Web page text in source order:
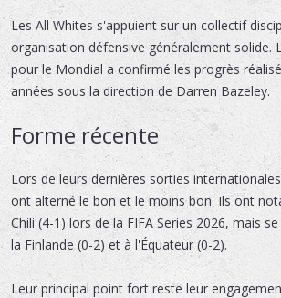
Les All Whites s'appuient sur un collectif
organisation défensive généralement solide.
pour le Mondial a confirmé les progrès
années sous la direction de Darren Bazeley.
Forme récente
Lors de leurs dernières sorties
ont alterné le bon et le moins bon. Ils ont
Chili (4-1) lors de la FIFA Series 2026, mais
la Finlande (0-2) et à l'Équateur (0-2).
Leur principal point fort reste leur